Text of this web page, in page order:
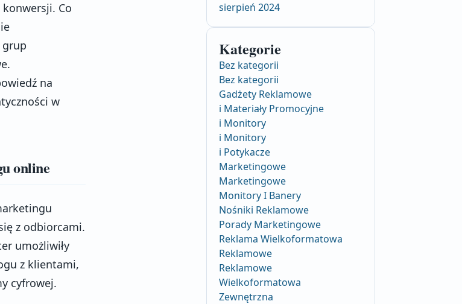
Co
grup
na
w
online
z odbiorcami.
umożliwiły
z klientami,
cyfrowej.
sierpień 2024
Kategorie
Bez kategorii
Bez kategorii
Gadżety Reklamowe
i Materiały Promocyjne
i Monitory
i Monitory
i Potykacze
Marketingowe
Marketingowe
Monitory I Banery
Nośniki Reklamowe
Porady Marketingowe
Reklama Wielkoformatowa
Reklamowe
Reklamowe
Wielkoformatowa
Zewnętrzna